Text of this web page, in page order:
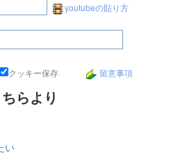
youtubeの貼り方
クッキー保存 留意事項
らより
い